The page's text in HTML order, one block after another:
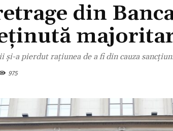
din
și-a pierdut rațiunea de a fi din cauza
975